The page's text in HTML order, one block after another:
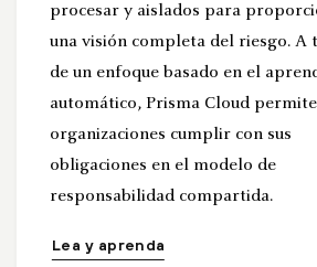
procesar y aislados para
una visión completa del riesgo. A
de un enfoque basado en el
automático, Prisma Cloud
organizaciones cumplir con sus
obligaciones en el modelo de
responsabilidad compartida.
Lea y aprenda